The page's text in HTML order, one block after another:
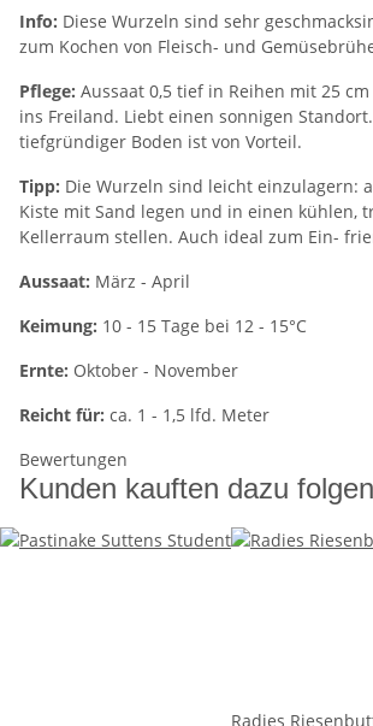
Info: Diese Wurzeln sind sehr
zum Kochen von Fleisch- und
Pflege: Aussaat 0,5 tief in Reihen mit 25
ins Freiland. Liebt einen sonnigen
tiefgründiger Boden ist von Vorteil.
Tipp: Die Wurzeln sind leicht einzulagern:
Kiste mit Sand legen und in einen kühlen,
Kellerraum stellen. Auch ideal zum Ein-
Aussaat: März - April
Keimung: 10 - 15 Tage bei 12 - 15°C
Ernte: Oktober - November
Reicht für: ca. 1 - 1,5 lfd. Meter
Bewertungen
Kunden kauften dazu
Radies